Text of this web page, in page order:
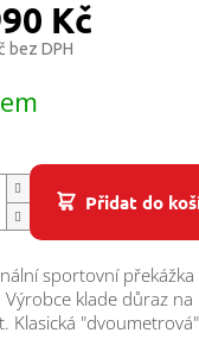
Kč
bez DPH
Přidat do
sportovní
Výrobce klade důraz na
Klasická